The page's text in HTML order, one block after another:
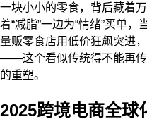
一块小小的零食，背后藏着
着“减脂”一边为“情绪”买单
量贩零食店用低价狂飙突进
——这个看似传统得不能再传
的重塑。
2025跨境电商全球